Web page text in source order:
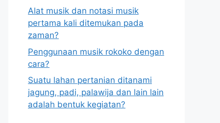
Alat musik dan notasi musik
pertama kali ditemukan pada
zaman?
Penggunaan musik rokoko dengan
cara?
Suatu lahan pertanian ditanami
jagung, padi, palawija dan lain lain
adalah bentuk kegiatan?